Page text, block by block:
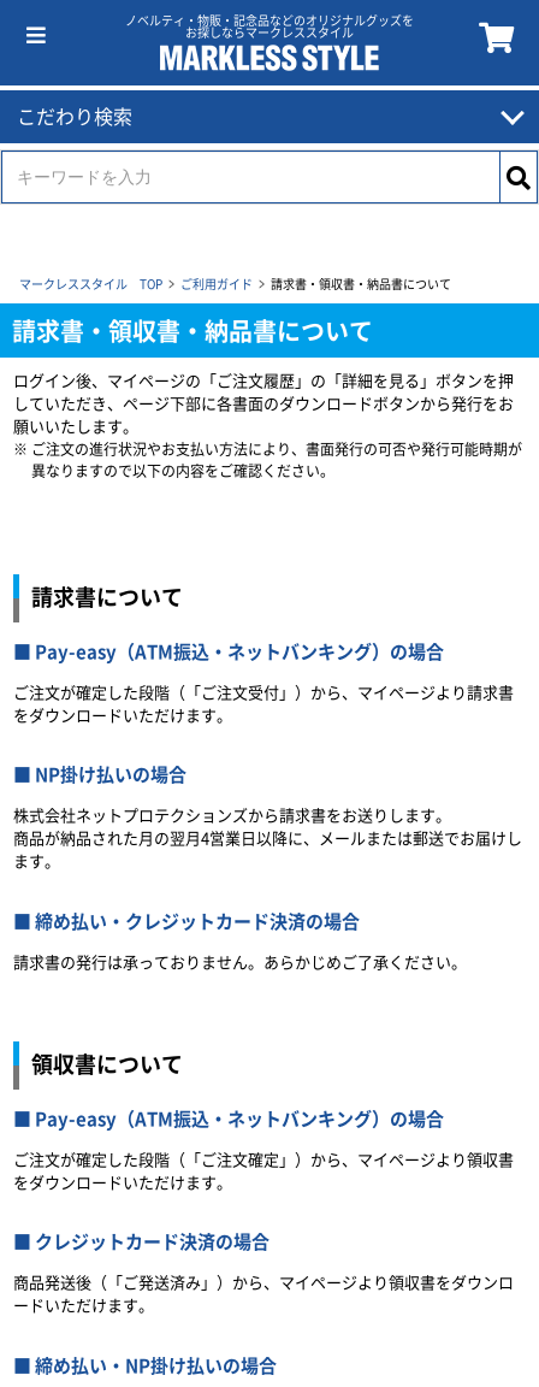
ノベルティ・物販・記念品などのオリジナルグッズを
お探しならマークレススタイル
こだわり検索
マークレススタイル TOP ご利用ガイド 請求書・領収書・納品書について
請求書・領収書・納品書について
ログイン後、マイページの「ご注文履歴」の「詳細を見る」ボタンを押
していただき、ページ下部に各書面のダウンロードボタンから発行をお
願いいたします。
ご注文の進行状況やお支払い方法により、書面発行の可否や発行可能時期が
異なりますので以下の内容をご確認ください。
請求書について
Pay-easy（ATM振込・ネットバンキング）の場合
ご注文が確定した段階（「ご注文受付」）から、マイページより請求書
をダウンロードいただけます。
NP掛け払いの場合
株式会社ネットプロテクションズから請求書をお送りします。
商品が納品された月の翌月4営業日以降に、メールまたは郵送でお届けし
ます。
締め払い・クレジットカード決済の場合
請求書の発行は承っておりません。あらかじめご了承ください。
領収書について
Pay-easy（ATM振込・ネットバンキング）の場合
ご注文が確定した段階（「ご注文確定」）から、マイページより領収書
をダウンロードいただけます。
クレジットカード決済の場合
商品発送後（「ご発送済み」）から、マイページより領収書をダウンロ
ードいただけます。
締め払い・NP掛け払いの場合